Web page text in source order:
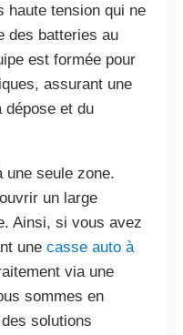
haute tension qui ne
des batteries au
est formée pour
assurant une
et du
une seule zone.
un large
Ainsi, si vous avez
une casse auto à
via une
sommes en
solutions